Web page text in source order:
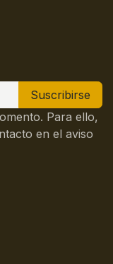
Suscribirse
Para ello,
en el aviso